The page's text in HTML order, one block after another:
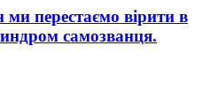
перестаємо вірити в
самозванця.